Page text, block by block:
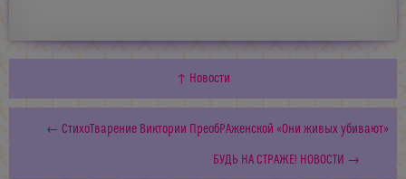
↑ Новости
← СтихоТварение Виктории ПреобРАженской «Они живых убивают»
БУДЬ НА СТРАЖЕ! НОВОСТИ →